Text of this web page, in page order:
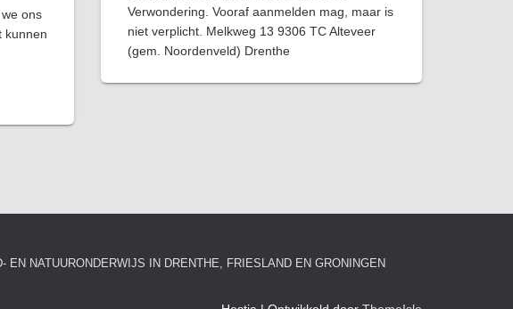
ons
kunnen
Verwondering. Vooraf aanmelden mag, maar is
niet verplicht. Melkweg 13 9306 TC Alteveer
(gem. Noordenveld) Drenthe
NATUURONDERWIJS IN DRENTHE, FRIESLAND EN GRONINGEN